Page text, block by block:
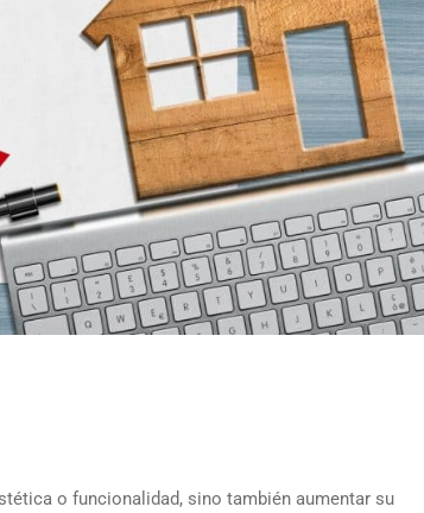
o funcionalidad, sino también aumentar su